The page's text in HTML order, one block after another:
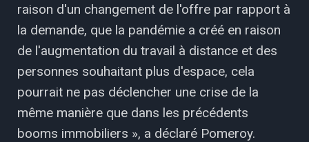
raison d'un changement de l'offre par rapport à
la demande, que la pandémie a créé en raison
de l'augmentation du travail à distance et des
personnes souhaitant plus d'espace, cela
pourrait ne pas déclencher une crise de la
même manière que dans les précédents
booms immobiliers », a déclaré Pomeroy.